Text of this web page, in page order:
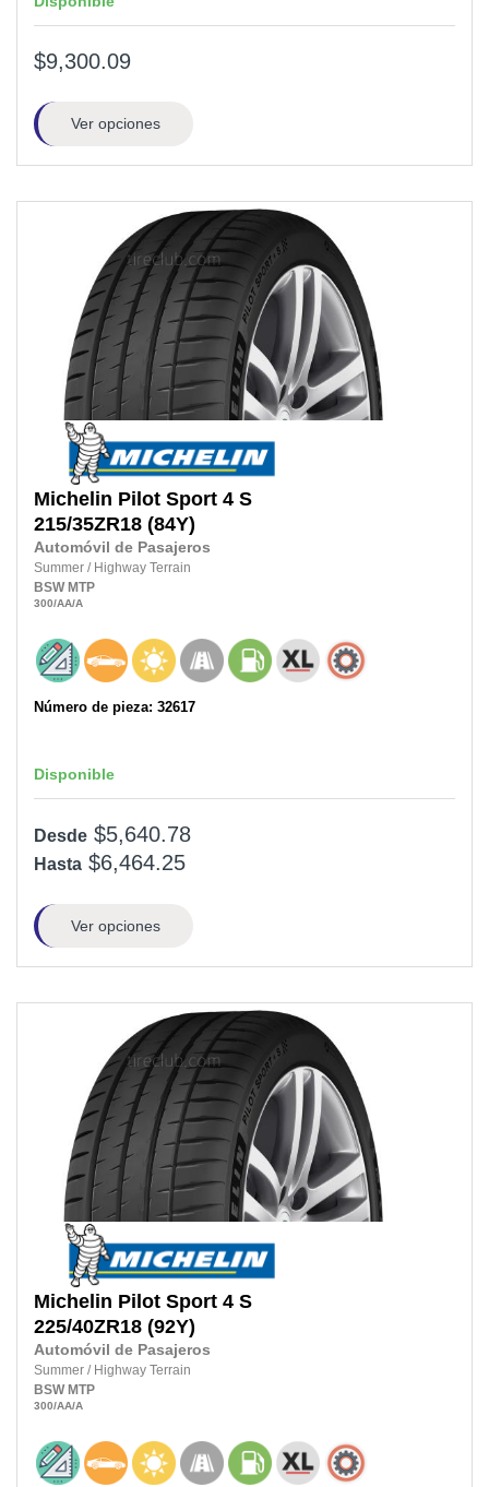
$9,300.09
Ver opciones
Michelin Pilot Sport 4 S
215/35ZR18 (84Y)
Automóvil de Pasajeros
Summer / Highway Terrain
BSW MTP
300/AA/A
Número de pieza: 32617
Disponible
Desde $5,640.78
Hasta $6,464.25
Ver opciones
Michelin Pilot Sport 4 S
225/40ZR18 (92Y)
Automóvil de Pasajeros
Summer / Highway Terrain
BSW MTP
300/AA/A